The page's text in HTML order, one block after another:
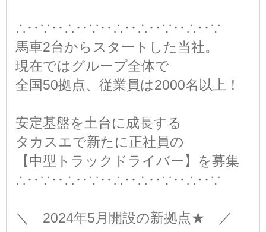
∴‥∵‥∴‥∵‥∴‥∴‥∵‥∴‥∵
馬車2台からスタートした当社。
現在ではグループ全体で
全国50拠点、従業員は2000名以上！
安定基盤を土台に成長する
タカスエで新たに正社員の
【中型トラックドライバー】を募集
∴‥∵‥∴‥∵‥∴‥∴‥∵‥∴‥∵
＼ 2024年5月開設の新拠点★ ／